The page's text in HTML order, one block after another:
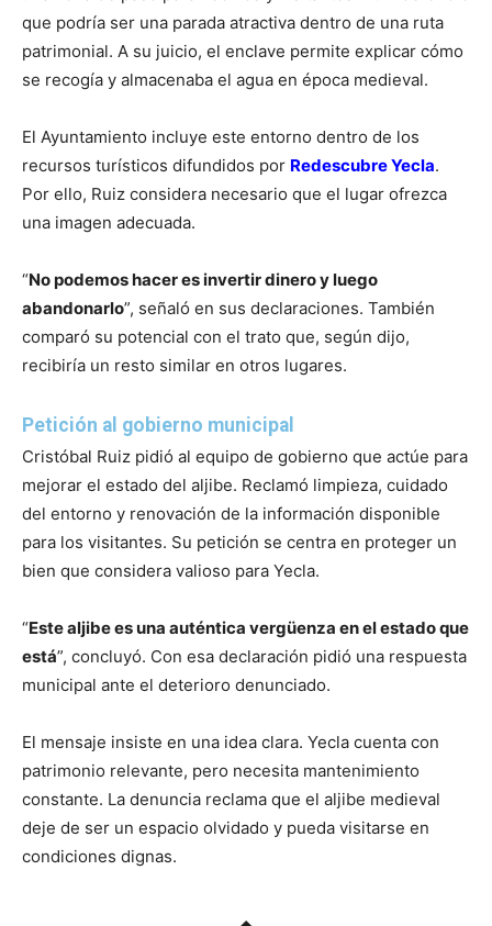
que podría ser una parada atractiva dentro de una ruta
patrimonial. A su juicio, el enclave permite explicar cómo
se recogía y almacenaba el agua en época medieval.
El Ayuntamiento incluye este entorno dentro de los
recursos turísticos difundidos por Redescubre Yecla.
Por ello, Ruiz considera necesario que el lugar ofrezca
una imagen adecuada.
“No podemos hacer es invertir dinero y luego
abandonarlo”, señaló en sus declaraciones. También
comparó su potencial con el trato que, según dijo,
recibiría un resto similar en otros lugares.
Petición al gobierno municipal
Cristóbal Ruiz pidió al equipo de gobierno que actúe para
mejorar el estado del aljibe. Reclamó limpieza, cuidado
del entorno y renovación de la información disponible
para los visitantes. Su petición se centra en proteger un
bien que considera valioso para Yecla.
“Este aljibe es una auténtica vergüenza en el estado que
está”, concluyó. Con esa declaración pidió una respuesta
municipal ante el deterioro denunciado.
El mensaje insiste en una idea clara. Yecla cuenta con
patrimonio relevante, pero necesita mantenimiento
constante. La denuncia reclama que el aljibe medieval
deje de ser un espacio olvidado y pueda visitarse en
condiciones dignas.